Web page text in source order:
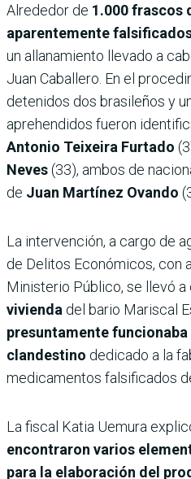
Alrededor de 1.000 frascos
aparentemente
un allanamiento llevado a
Juan Caballero. En el
detenidos dos brasileños y
aprehendidos fueron
Antonio Teixeira Furtado
Neves(33), ambos de
de Juan Martínez Ovando
La intervención, a cargo de
de Delitos Económicos, con
Ministerio Público, se llevó a
vivienda del bario Mariscal
presuntamente
clandestino dedicado a la
medicamentos falsificados
La fiscal Katia Uemura
encontraron varios
para la elaboración del